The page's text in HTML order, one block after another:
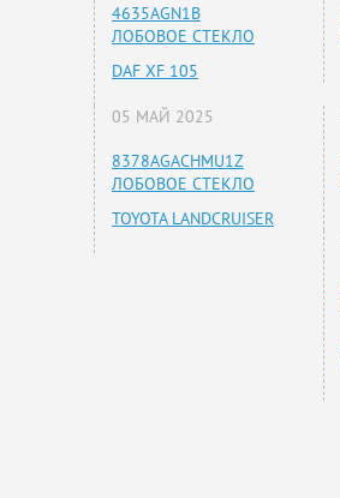
4635AGN1B
ЛОБОВОЕ СТЕКЛО
DAF XF 105
05 МАЙ 2025
8378AGACHMU1Z
ЛОБОВОЕ СТЕКЛО
TOYOTA LANDCRUISER